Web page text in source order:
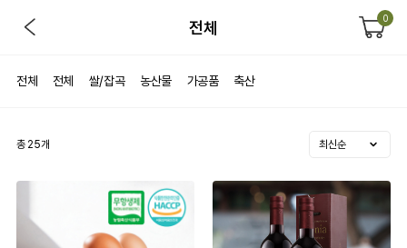
전체 0
전체 전체 쌀/잡곡 농산물 가공품 축산
총 25개